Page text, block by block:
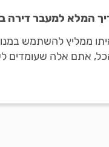
המלא למעבר דירה
ממליץ להשתמש
אתם אלה שעומדים